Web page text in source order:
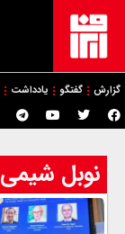
گزارش گفتگو یادداشت
نوبل شیمی